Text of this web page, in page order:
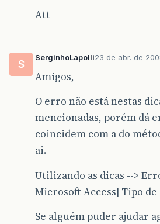
Att
S
SerginhoLapolli23 de abr. de
Amigos,
O erro não está nestas
mencionadas, porém dá
coincidem com a do
ai.
Utilizando as dicas -->
Microsoft Access] Tipo
Se alguém puder ajudar